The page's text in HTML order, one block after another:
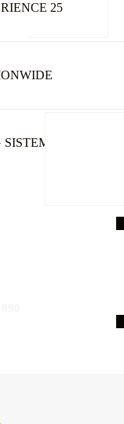
25 YEARS OF CLEANING EXPERIENCE